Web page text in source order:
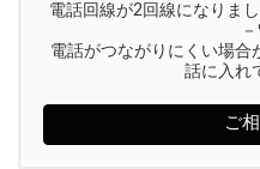
電話回線が2回線になり
電話がつながりにくい場合
話に入れ
ご